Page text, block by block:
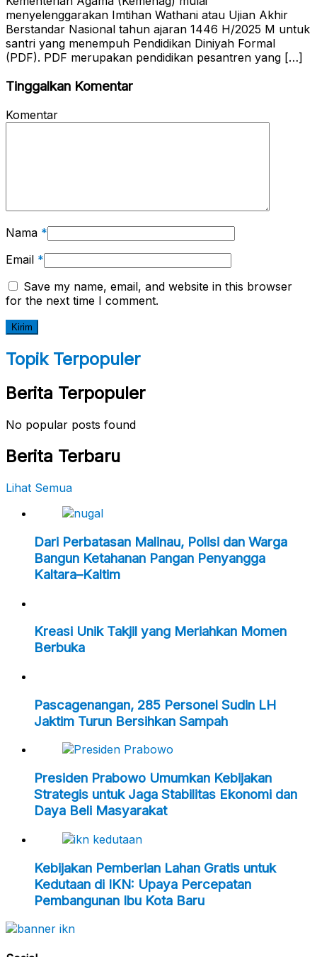
menyelenggarakan Imtihan Wathani atau Ujian Akhir
Berstandar Nasional tahun ajaran 1446 H/2025 M untuk
santri yang menempuh Pendidikan Diniyah Formal
(PDF). PDF merupakan pendidikan pesantren yang […]
Tinggalkan Komentar
Komentar
Nama *
Email *
Save my name, email, and website in this browser
for the next time I comment.
Topik Terpopuler
Berita Terpopuler
No popular posts found
Berita Terbaru
Lihat Semua
Dari Perbatasan Malinau, Polisi dan Warga
Bangun Ketahanan Pangan Penyangga
Kaltara–Kaltim
Kreasi Unik Takjil yang Meriahkan Momen
Berbuka
Pascagenangan, 285 Personel Sudin LH
Jaktim Turun Bersihkan Sampah
Presiden Prabowo Umumkan Kebijakan
Strategis untuk Jaga Stabilitas Ekonomi dan
Daya Beli Masyarakat
Kebijakan Pemberian Lahan Gratis untuk
Kedutaan di IKN: Upaya Percepatan
Pembangunan Ibu Kota Baru